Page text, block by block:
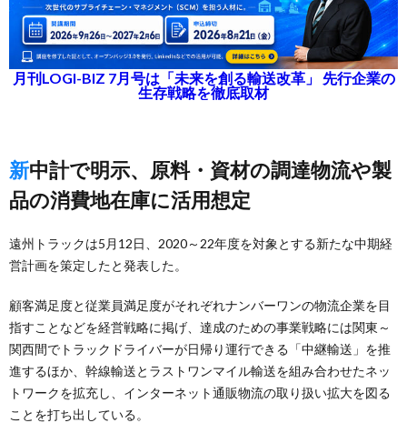
月刊LOGI-BIZ 7月号は「未来を創る輸送改革」 先行企業の
生存戦略を徹底取材
新中計で明示、原料・資材の調達物流や製
品の消費地在庫に活用想定
遠州トラックは5月12日、2020～22年度を対象とする新たな中期経
営計画を策定したと発表した。
顧客満足度と従業員満足度がそれぞれナンバーワンの物流企業を目
指すことなどを経営戦略に掲げ、達成のための事業戦略には関東～
関西間でトラックドライバーが日帰り運行できる「中継輸送」を推
進するほか、幹線輸送とラストワンマイル輸送を組み合わせたネッ
トワークを拡充し、インターネット通販物流の取り扱い拡大を図る
ことを打ち出している。